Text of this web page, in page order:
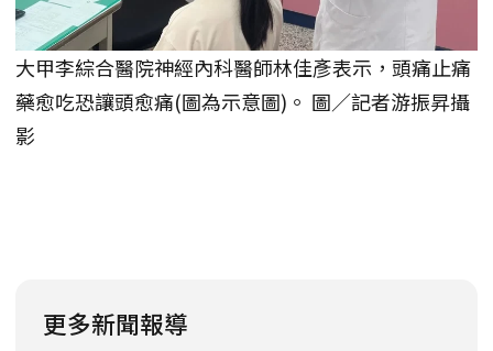
大甲李綜合醫院神經內科醫師林佳彥表示，頭痛止痛
藥愈吃恐讓頭愈痛(圖為示意圖)。 圖／記者游振昇攝
影
更多新聞報導